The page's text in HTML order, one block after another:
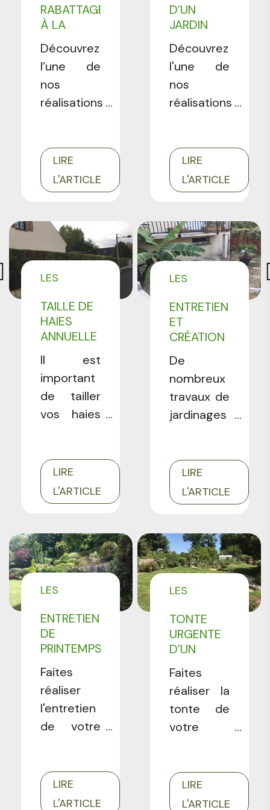
RABATTAGE
À LA
LA REINE
(77)
Découvrez
l’une de
nos
réalisations
de jardin :
la taille et
le
d'une haie
en Seine-
et-Marne.
LIRE
L'ARTICLE
D’UN
JARDIN
MÉROBERT
(91)
LES
RÉALISATIONS
PROFESSIONNELS
Découvrez
l'une de
nos
réalisations
de jardin :
ramassage
des
bêchage,
entretien
des
massifs ...
LIRE
L'ARTICLE
TAILLE DE
HAIES
ANNUELLE
MORSANG-
SUR-ORGE
(91)
LES
PROFESSIONNELS
Il est
important
de tailler
vos haies
est
d'éviter les
gros
que
certains
arbustes
supportent
mal.
LIRE
L'ARTICLE
ENTRETIEN
ET
CRÉATION
À
AUBERVILLIERS
(93)
LES
PROFESSIONNELS
LES CRÉATIONS
PAYSAGÈRES DE
CMONJARDINIER
De
nombreux
travaux de
jardinages
suite sur
des
travaux de
pour
embellir
vos
espaces
verts. En
voici un
exemple.
LIRE
L'ARTICLE
ENTRETIEN
DE
PRINTEMPS
JARDIN À
CHENNEVIÈRES
SUR
MARNE
LES
PROFESSIONNELS
Faites
réaliser
l'entretien
de votre
par un
professionnel
LIRE
L'ARTICLE
TONTE
URGENTE
D’UN
GRAND
JARDIN À
ITTEVILLE
(91)
LES
PROFESSIONNELS
Faites
réaliser la
tonte de
votre
vos
vacances !
LIRE
L'ARTICLE